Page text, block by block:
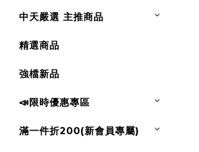
中天嚴選 主推商品
精選商品
強檔新品
📣限時優惠專區
滿一件折200(新會員專屬)